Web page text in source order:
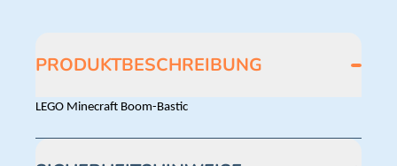
PRODUKTBESCHREIBUNG
LEGO Minecraft Boom-Bastic